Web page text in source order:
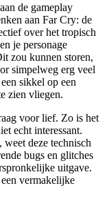
de gameplay
aan Far Cry: de
over het tropisch
je personage
zou kunnen storen,
simpelweg erg veel
sikkel op een
zien vliegen.
voor lief. Zo is het
echt interessant.
deze technisch
bugs en glitches
uitgave.
een vermakelijke